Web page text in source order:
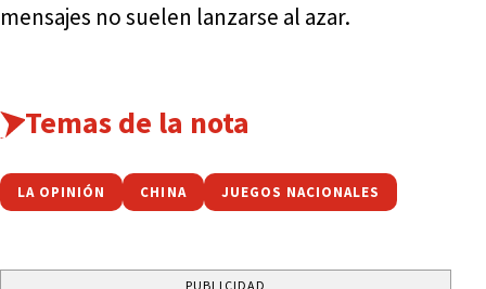
mensajes no suelen lanzarse al azar.
Temas de la nota
LA OPINIÓN CHINA JUEGOS NACIONALES
PUBLICIDAD